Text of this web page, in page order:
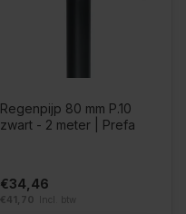
Regenpijp 80 mm P.10
zwart - 2 meter | Prefa
€34,46
€41,70 Incl. btw